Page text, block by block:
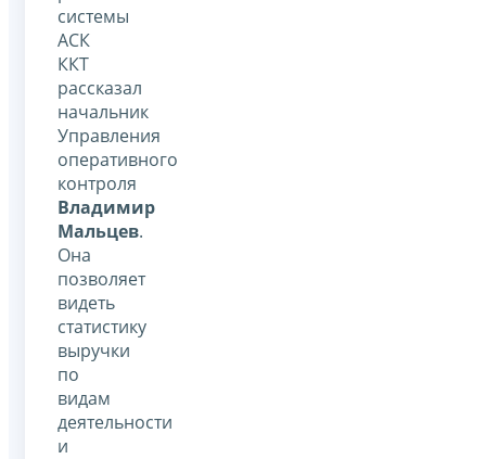
системы
АСК
ККТ
рассказал
начальник
Управления
оперативного
контроля
Владимир
Мальцев.
Она
позволяет
видеть
статистику
выручки
по
видам
деятельности
и